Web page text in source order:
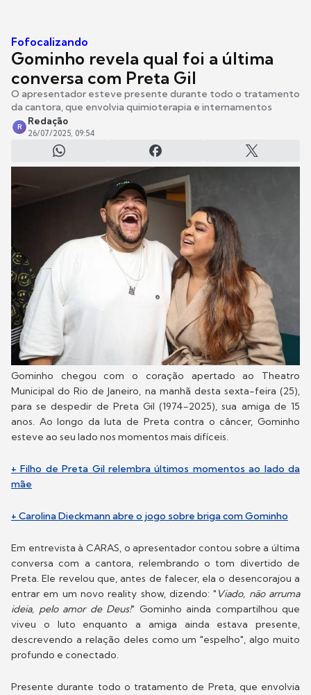
Fofocalizando
Gominho revela qual foi a última
conversa com Preta Gil
O apresentador esteve presente durante todo o tratamento
da cantora, que envolvia quimioterapia e internamentos
R
Redação
26/07/2025, 09:54
Gominho chegou com o coração apertado ao Theatro
Municipal do Rio de Janeiro, na manhã desta sexta-feira (25),
para se despedir de Preta Gil (1974-2025), sua amiga de 15
anos. Ao longo da luta de Preta contra o câncer, Gominho
esteve ao seu lado nos momentos mais difíceis.
+ Filho de Preta Gil relembra últimos momentos ao lado da
mãe
+ Carolina Dieckmann abre o jogo sobre briga com Gominho
Em entrevista à CARAS, o apresentador contou sobre a última
conversa com a cantora, relembrando o tom divertido de
Preta. Ele revelou que, antes de falecer, ela o desencorajou a
entrar em um novo reality show, dizendo: " Viado, não arruma
ideia, pelo amor de Deus!" Gominho ainda compartilhou que
viveu o luto enquanto a amiga ainda estava presente,
descrevendo a relação deles como um "espelho", algo muito
profundo e conectado.
Presente durante todo o tratamento de Preta, que envolvia